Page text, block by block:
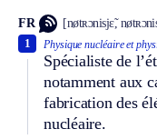
FR [nøtʀɔnisjɛ̃,
Physique nucléaire et
Spécialiste de
notamment aux
fabrication des
nucléaire.
1